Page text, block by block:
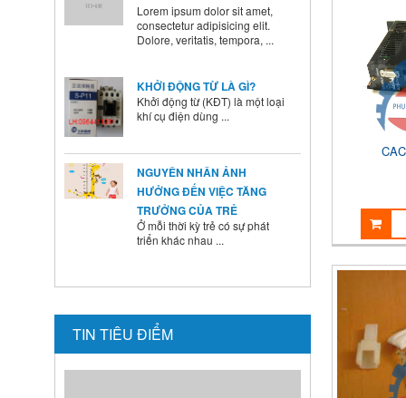
Dolore, veritatis, tempora, ...
khí cụ điện dùng ...
HƯỞNG ĐẾN VIỆC TĂNG
TRƯỞNG CỦA TRẺ
Ở mỗi thời kỳ trẻ có sự phát
triển khác nhau ...
TIN TIÊU ĐIỂM